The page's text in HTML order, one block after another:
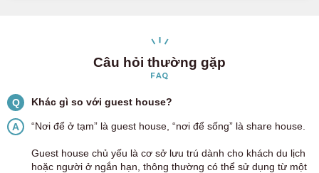
Câu hỏi thường gặp
FAQ
Q Khác gì so với guest house?
A “Nơi để ở tạm” là guest house, “nơi để sống” là share house.
Guest house chủ yếu là cơ sở lưu trú dành cho khách du lịch
hoặc người ở ngắn hạn, thông thường có thể sử dụng từ một